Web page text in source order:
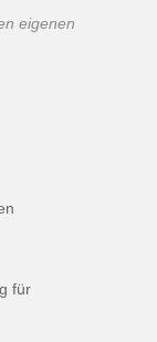
eigenen
für